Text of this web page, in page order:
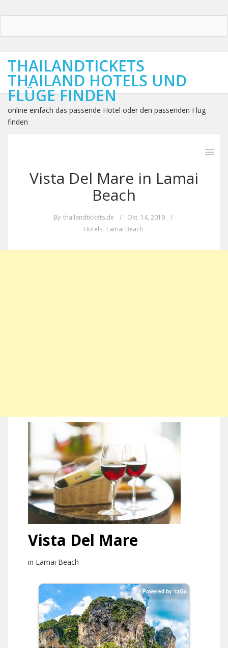
THAILANDTICKETS
THAILAND HOTELS UND
FLÜGE FINDEN
online einfach das passende Hotel oder den passenden Flug
finden
Vista Del Mare in Lamai
Beach
By thailandtickets.de / Okt. 14, 2019
/
Hotels, Lamai Beach
Vista Del Mare
in Lamai Beach